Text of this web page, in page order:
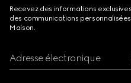
Recevez des informations
des communications
Maison.
Adresse électronique